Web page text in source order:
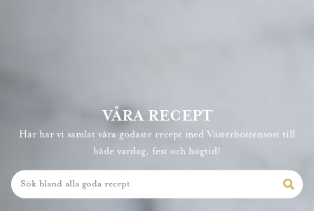
VÅRA RECEPT
Här har vi samlat våra godaste recept med Västerbottensost till
både vardag, fest och högtid!